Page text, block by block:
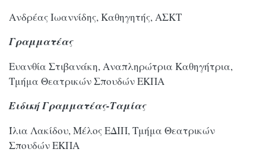
Ανδρέας Ιωαννίδης, Καθηγητής, ΑΣΚΤ
Γραμματέας
Ευανθία Στιβανάκη, Αναπληρώτρια Καθηγήτρια,
Τμήμα Θεατρικών Σπουδών ΕΚΠΑ
Ειδική Γραμματέας-Ταμίας
Ίλια Λακίδου, Μέλος ΕΔΙΠ, Τμήμα Θεατρικών
Σπουδών ΕΚΠΑ